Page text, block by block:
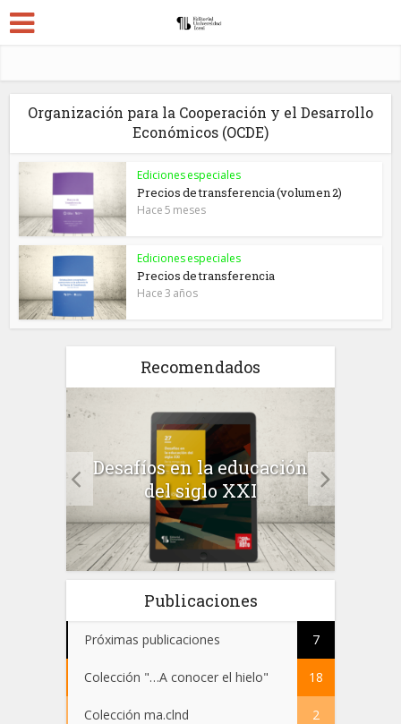
Organización para la Cooperación y el Desarrollo
Económicos (OCDE)
Ediciones especiales
Precios de transferencia (volumen 2)
Hace 5 meses
Ediciones especiales
Precios de transferencia
Hace 3 años
Recomendados
Desafíos en la educación
del siglo XXI
Publicaciones
Próximas publicaciones 7
Colección "…A conocer el hielo" 18
Colección ma.clnd 2